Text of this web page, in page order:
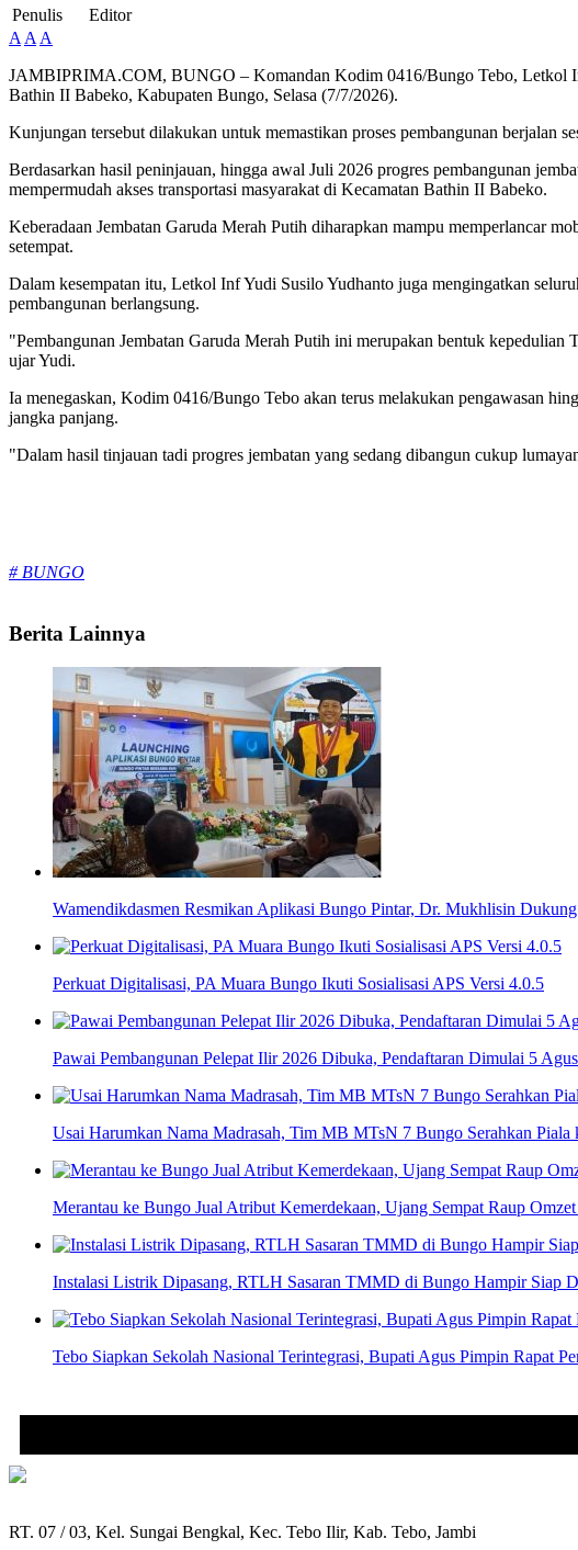
Penulis
Editor
A A A
JAMBIPRIMA.COM, BUNGO – Komandan Kodim 0416/Bungo Tebo, Letkol
Bathin II Babeko, Kabupaten Bungo, Selasa (7/7/2026).
Kunjungan tersebut dilakukan untuk memastikan proses pembangunan berjalan
Berdasarkan hasil peninjauan, hingga awal Juli 2026 progres pembangunan
mempermudah akses transportasi masyarakat di Kecamatan Bathin II Babeko.
Keberadaan Jembatan Garuda Merah Putih diharapkan mampu memperlancar
setempat.
Dalam kesempatan itu, Letkol Inf Yudi Susilo Yudhanto juga mengingatkan
pembangunan berlangsung.
"Pembangunan Jembatan Garuda Merah Putih ini merupakan bentuk
ujar Yudi.
Ia menegaskan, Kodim 0416/Bungo Tebo akan terus melakukan pengawasan
jangka panjang.
"Dalam hasil tinjauan tadi progres jembatan yang sedang dibangun cukup
# BUNGO
Berita Lainnya
Wamendikdasmen Resmikan Aplikasi Bungo Pintar, Dr. Mukhlisin
Perkuat Digitalisasi, PA Muara Bungo Ikuti Sosialisasi APS Versi 4.0.5
Pawai Pembangunan Pelepat Ilir 2026 Dibuka, Pendaftaran Dimulai 5
Usai Harumkan Nama Madrasah, Tim MB MTsN 7 Bungo Serahkan Piala
Merantau ke Bungo Jual Atribut Kemerdekaan, Ujang Sempat Raup
Instalasi Listrik Dipasang, RTLH Sasaran TMMD di Bungo Hampir Siap
Tebo Siapkan Sekolah Nasional Terintegrasi, Bupati Agus Pimpin Rapat
RT. 07 / 03, Kel. Sungai Bengkal, Kec. Tebo Ilir, Kab. Tebo, Jambi